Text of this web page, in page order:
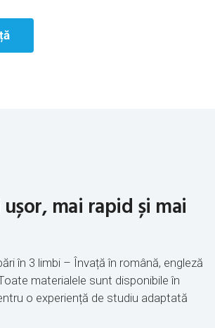
mai rapid și mai
în 3 limbi – Învață în română, engleză
materialele sunt disponibile în
o experiență de studiu adaptată